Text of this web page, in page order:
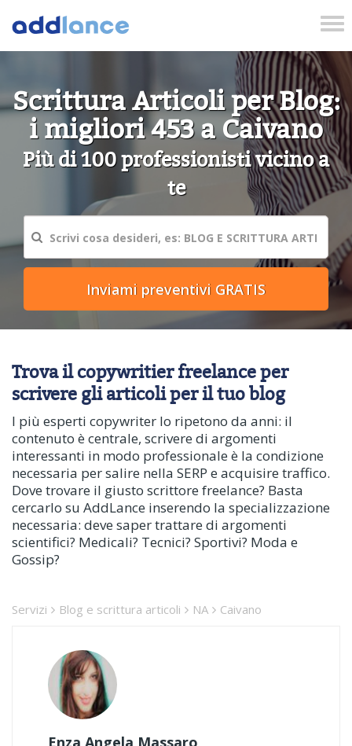
Scrittura Articoli per Blog:
i migliori 453 a Caivano
Più di 100 professionisti vicino a
te
Trova il copywritier freelance per
scrivere gli articoli per il tuo blog
I più esperti copywriter lo ripetono da anni: il
contenuto è centrale, scrivere di argomenti
interessanti in modo professionale è la condizione
necessaria per salire nella SERP e acquisire traffico.
Dove trovare il giusto scrittore freelance? Basta
cercarlo su AddLance inserendo la specializzazione
necessaria: deve saper trattare di argomenti
scientifici? Medicali? Tecnici? Sportivi? Moda e
Gossip?
Servizi Blog e scrittura articoli NA Caivano
Enza Angela Massaro